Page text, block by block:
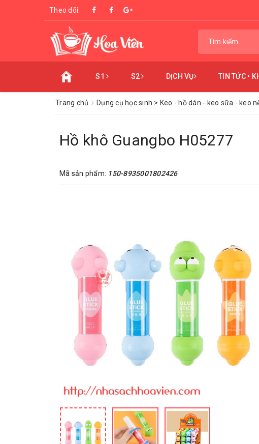
Theo dõi:
S1 S2 DỊCH VỤ TIN TỨC •
Trang chủ Dụng cụ học sinh > Keo - hồ dán - keo sữa - keo
Hồ khô Guangbo H05277
Mã sản phẩm: 150-8935001802426